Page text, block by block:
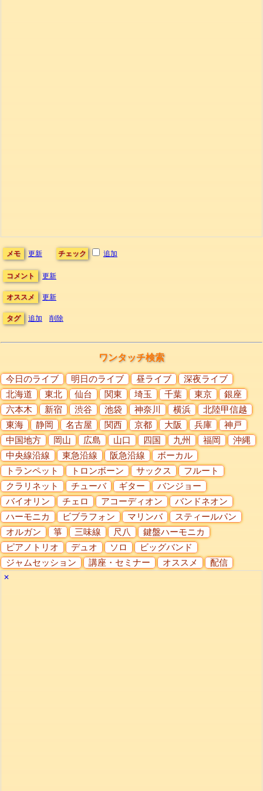
メモ 更新 チェック 追加
コメント 更新
オススメ 更新
タグ 追加 削除
ワンタッチ検索
今日のライブ 明日のライブ 昼ライブ
深夜ライブ
北海道
東北 仙台 関東 埼玉 千葉 東京
銀座
六本木
新宿 渋谷 池袋 神奈川 横浜
北陸甲信越
東海
静岡 名古屋 関西 京都 大阪 兵庫
神戸
中国地方
岡山 広島 山口 四国 九州 福岡
沖縄
中央線沿線
東急沿線 阪急沿線
ボーカル
トランペット
トロンボーン サックス
フルート
クラリネット
チューバ ギター
バンジョー
バイオリン
チェロ アコーディオン
バンドネオン
ハーモニカ
ビブラフォン マリンバ
スティールパン
オルガン
箏 三味線 尺八
鍵盤ハーモニカ
ピアノトリオ
デュオ ソロ
ビッグバンド
ジャムセッション
講座・セミナー オススメ 配信
✕